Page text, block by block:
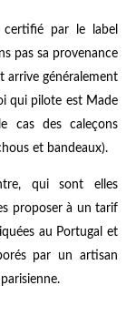
par le label
pas sa provenance
arrive généralement
qui pilote est Made
cas des caleçons
et bandeaux).
qui sont elles
proposer à un tarif
au Portugal et
par un artisan